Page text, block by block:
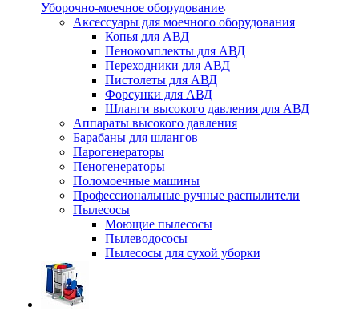
Уборочно-моечное оборудование
Аксессуары для моечного оборудования
Копья для АВД
Пенокомплекты для АВД
Переходники для АВД
Пистолеты для АВД
Форсунки для АВД
Шланги высокого давления для АВД
Аппараты высокого давления
Барабаны для шлангов
Парогенераторы
Пеногенераторы
Поломоечные машины
Профессиональные ручные распылители
Пылесосы
Моющие пылесосы
Пылеводососы
Пылесосы для сухой уборки